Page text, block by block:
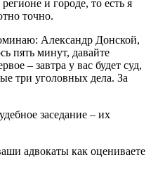
и городе, то есть я
точно.
Александр Донской,
пять минут, давайте
– завтра у вас будет суд,
три уголовных дела. За
заседание – их
адвокаты как оцениваете